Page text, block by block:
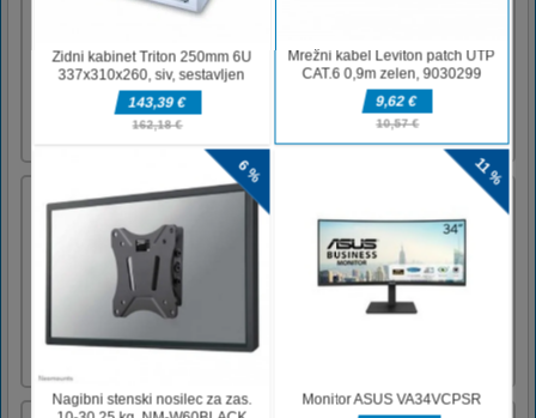
Teče ovce
Neskončna igra, polna različnih ovir, bo vaš
lik, ki teče po skrivnostni gozdni poti,
neskončno.Za premikanje ovc uporabite
miško ali puščice
My Sweet Adventure
You're this weird looking alien with an
astronaut bubble glasshead.Long story short,
you fell into candy land. Collect coins, avoid
monsters, spikes and bats along the way. Jump
around platforms to get to the exit. Optimize
your movement to collect the maximum